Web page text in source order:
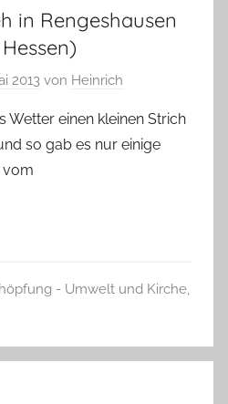
in Rengeshausen
2013 von Heinrich
Wetter einen kleinen Strich
so gab es nur einige
vom
- Umwelt und Kirche,